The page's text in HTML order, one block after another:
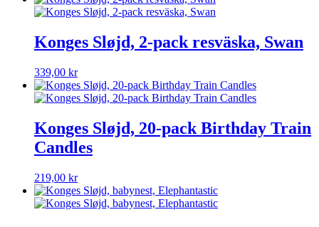
Konges Sløjd, 2-pack resväska, Swan
339,00 kr
Konges Sløjd, 20-pack Birthday Train
Candles
219,00 kr